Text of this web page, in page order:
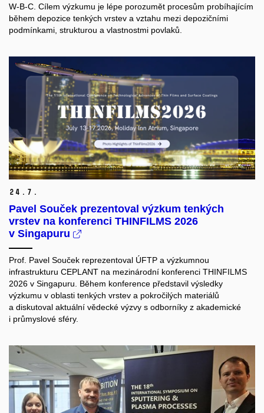
W-B-C. Cílem výzkumu je lépe porozumět procesům probíhajícím
během depozice tenkých vrstev a vztahu mezi depozičními
podmínkami, strukturou a vlastnostmi povlaků.
24. 7.
Pavel Souček prezentoval výzkum tenkých
vrstev na konferenci THINFILMS 2026
v Singapuru
Prof. Pavel Souček reprezentoval ÚFTP a výzkumnou
infrastrukturu CEPLANT na mezinárodní konferenci THINFILMS
2026 v Singapuru. Během konference představil výsledky
výzkumu v oblasti tenkých vrstev a pokročilých materiálů
a diskutoval aktuální vědecké výzvy s odborníky z akademické
i průmyslové sféry.